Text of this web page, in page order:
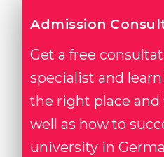
Admission
Get a free
specialist and
the right place and
well as how to
university in